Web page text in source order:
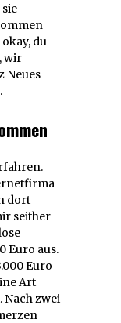
du
wir
Neues
dort
seither
Euro aus.
Euro
Art
Nach zwei